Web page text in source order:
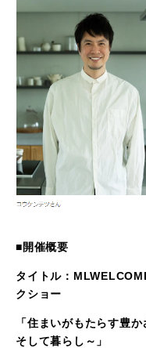
■開催概要
タイトル：
クショー
「住まいがもたらす豊
そして暮らし～」